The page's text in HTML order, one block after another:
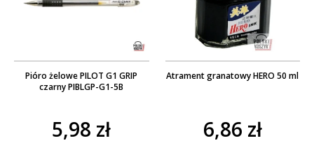
Pióro żelowe PILOT G1 GRIP
czarny PIBLGP-G1-5B
5,98 zł
Atrament granatowy HERO 50 ml
6,86 zł